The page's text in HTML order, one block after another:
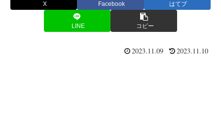
X Facebook はてブ
LINE コピー
2023.11.09 2023.11.10